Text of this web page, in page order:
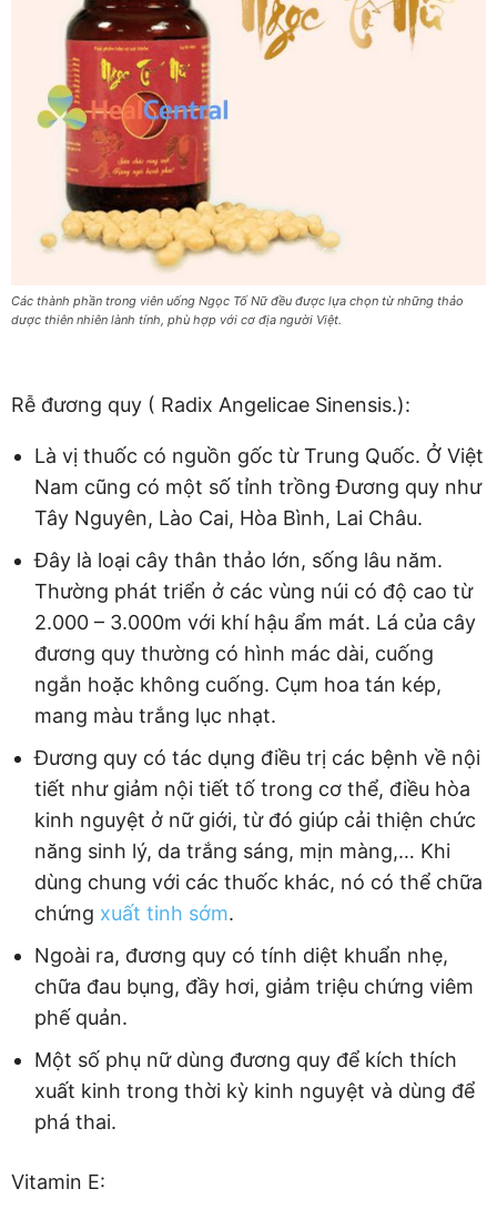
Các thành phần trong viên uống Ngọc Tố Nữ đều được lựa chọn từ những thảo
dược thiên nhiên lành tính, phù hợp với cơ địa người Việt.
Rễ đương quy ( Radix Angelicae Sinensis.):
Là vị thuốc có nguồn gốc từ Trung Quốc. Ở Việt
Nam cũng có một số tỉnh trồng Đương quy như
Tây Nguyên, Lào Cai, Hòa Bình, Lai Châu.
Đây là loại cây thân thảo lớn, sống lâu năm.
Thường phát triển ở các vùng núi có độ cao từ
2.000 – 3.000m với khí hậu ẩm mát. Lá của cây
đương quy thường có hình mác dài, cuống
ngắn hoặc không cuống. Cụm hoa tán kép,
mang màu trắng lục nhạt.
Đương quy có tác dụng điều trị các bệnh về nội
tiết như giảm nội tiết tố trong cơ thể, điều hòa
kinh nguyệt ở nữ giới, từ đó giúp cải thiện chức
năng sinh lý, da trắng sáng, mịn màng,… Khi
dùng chung với các thuốc khác, nó có thể chữa
chứng xuất tinh sớm.
Ngoài ra, đương quy có tính diệt khuẩn nhẹ,
chữa đau bụng, đầy hơi, giảm triệu chứng viêm
phế quản.
Một số phụ nữ dùng đương quy để kích thích
xuất kinh trong thời kỳ kinh nguyệt và dùng để
phá thai.
Vitamin E: